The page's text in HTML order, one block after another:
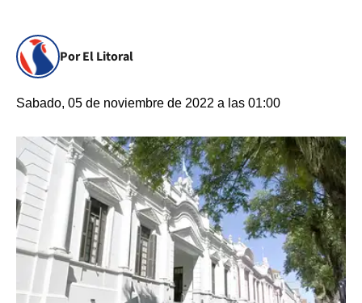
Por El Litoral
Sabado, 05 de noviembre de 2022 a las 01:00